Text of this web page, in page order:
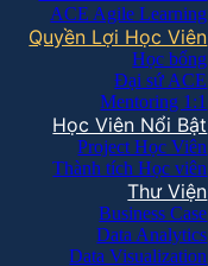
ACE Agile Learning
Quyền Lợi Học Viên
Học bổng
Đại sứ ACE
Mentoring 1:1
Học Viên Nổi Bật
Project Học Viên
Thành tích Học viên
Thư Viện
Business Case
Data Analytics
Data Visualization